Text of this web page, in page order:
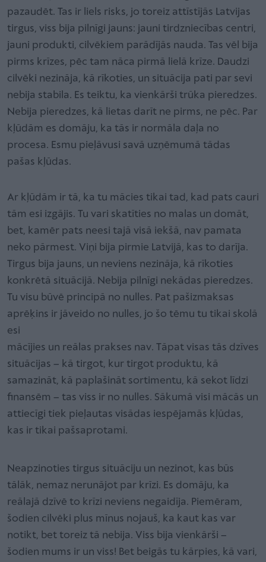
pazaudēt. Tas ir liels risks, jo toreiz attīstījās Latvijas
tirgus, viss bija pilnīgi jauns: jauni tirdzniecības centri,
jauni produkti, cilvēkiem parādījās nauda. Tas vēl bija
pirms krīzes, pēc tam nāca pirmā lielā krīze. Daudzi
cilvēki nezināja, kā rīkoties, un situācija pati par sevi
nebija stabila. Es teiktu, ka vienkārši trūka pieredzes.
Nebija pieredzes, kā lietas darīt ne pirms, ne pēc. Par
kļūdām es domāju, ka tās ir normāla daļa no
procesa. Esmu pieļāvusi savā uzņēmumā tādas
pašas kļūdas.
Ar kļūdām ir tā, ka tu mācies tikai tad, kad pats cauri
tām esi izgājis. Tu vari skatīties no malas un domāt,
bet, kamēr pats neesi tajā visā iekšā, nav pamata
neko pārmest. Viņi bija pirmie Latvijā, kas to darīja.
Tirgus bija jauns, un neviens nezināja, kā rīkoties
konkrētā situācijā. Nebija pilnīgi nekādas pieredzes.
Tu visu būvē principā no nulles. Pat pašizmaksas
aprēķins ir jāveido no nulles, jo šo tēmu tu tikai skolā
esi
mācījies un reālas prakses nav. Tāpat visas tās dzīves
situācijas – kā tirgot, kur tirgot produktu, kā
samazināt, kā paplašināt sortimentu, kā sekot līdzi
finansēm – tas viss ir no nulles. Sākumā visi mācās un
attiecīgi tiek pieļautas visādas iespējamās kļūdas,
kas ir tikai pašsaprotami.
Neapzinoties tirgus situāciju un nezinot, kas būs
tālāk, nemaz nerunājot par krīzi. Es domāju, ka
reālajā dzīvē to krīzi neviens negaidīja. Piemēram,
šodien cilvēki plus mīnus nojauš, ka kaut kas var
notikt, bet toreiz tā nebija. Viss bija vienkārši –
šodien mums ir un viss! Bet beigās tu kārpies, kā vari,